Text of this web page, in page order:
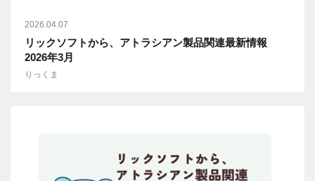
2026.04.07
リックソフトから、アトラシアン製品関連最新情報
2026年3月
りっくま